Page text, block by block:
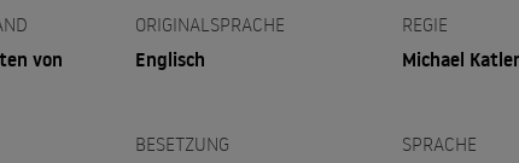
von
ORIGINALSPRACHE
Englisch
REGIE
Michael
BESETZUNG SPRACHE